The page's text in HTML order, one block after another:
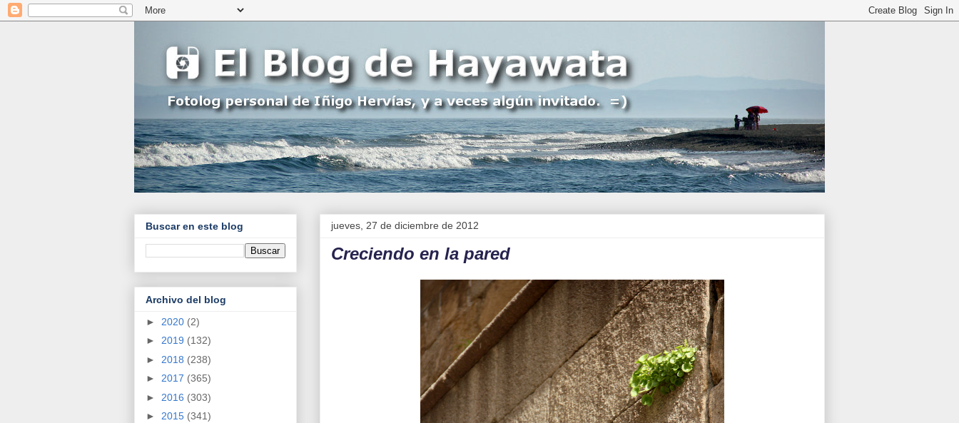
jueves, 27 de diciembre de 2012
Creciendo en la pared
Buscar en este blog
Archivo del blog
► 2020 (2)
► 2019 (132)
► 2018 (238)
► 2017 (365)
► 2016 (303)
► 2015 (341)